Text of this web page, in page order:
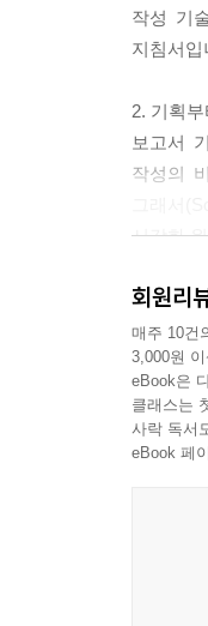
작성 기
지침서입
2. 기획
보고서
작성의
시각화
3. 복잡
보고서
방법, 학
교육생
“아, 이
- 보고
- 실전
회원리
매주 10건
3,000원
eBook은
클래스는
사락 독서
eBook 페